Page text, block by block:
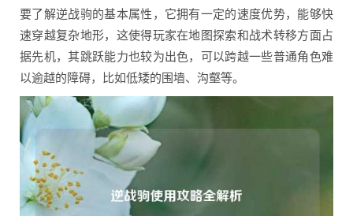
要了解逆战驹的基本属性，它拥有一定的速度优势，能够快
速穿越复杂地形，这使得玩家在地图探索和战术转移方面占
据先机，其跳跃能力也较为出色，可以跨越一些普通角色难
以逾越的障碍，比如低矮的围墙、沟壑等。